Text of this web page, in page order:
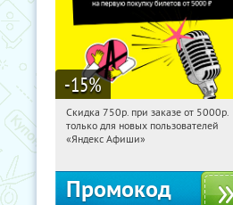
-15%
20:40:56 Получили:114
Россия
Скидка 750р. при заказе от 5000р.
только для новых пользователей
«Яндекс Афиши»
Промокод